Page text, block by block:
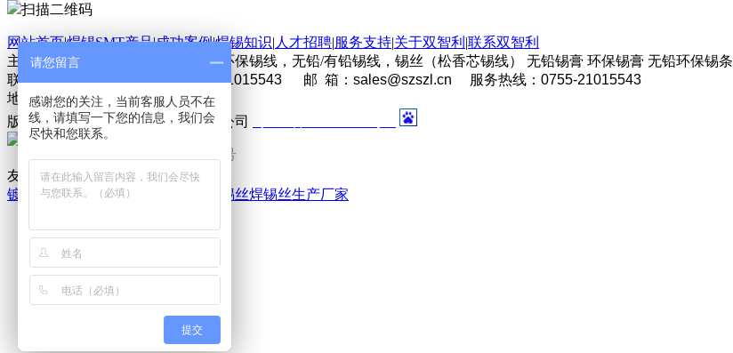
扫描二维码
网站首页|焊锡SMT产品|成功案例|焊锡知识| 人才招聘|服务支持|关于双智利 |联系双智利
主营产品：焊锡丝，无铅焊锡丝，环保锡线，无铅/有铅锡线，锡丝（松香芯锡线） 无铅锡膏 环保锡膏 无铅环保锡条
联系人：徐先生 电 话：0755-21015543 邮 箱： sales@szszl.cn 服务热线：0755-21015543
地址： 广东省深圳市龙华区油松路95号油松文创园3栋
版权所有：深圳市双智利科技有限公司
<
粤公网安备 44030902000102号
友情链接：
镀镍无铅锡线定制锡膏厂家 环保焊锡丝焊锡丝生产厂家
技术支持
. 大客户VIP通道
产品订做咨询
免费申请样品
在线咨询报价
请您留言
感谢您的关注，当前客服人员不在
线，请填写一下您的信息，我们会
尽快和您联系。
提交